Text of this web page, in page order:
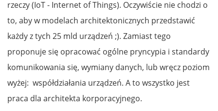
rzeczy (IoT - Internet of Things). Oczywiście nie chodzi o
to, aby w modelach architektonicznych przedstawić
każdy z tych 25 mld urządzeń ;). Zamiast tego
proponuje się opracować ogólne pryncypia i standardy
komunikowania się, wymiany danych, lub wręcz poziom
wyżej: współdziałania urządzeń. A to wszystko jest
praca dla architekta korporacyjnego.